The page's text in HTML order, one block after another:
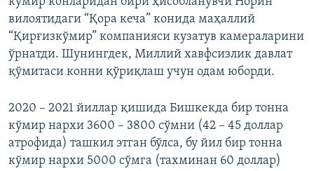
вилоятидаги “Қора кеча” конида маҳаллий
“Қирғизкўмир” компанияси кузатув камераларини
ўрнатди. Шунингдек, Миллий хавфсизлик давлат
қўмитаси конни қўриқлаш учун одам юборди.
2020 – 2021 йиллар қишида Бишкекда бир тонна
кўмир нархи 3600 – 3800 сўмни (42 – 45 доллар
атрофида) ташкил этган бўлса, бу йил бир тонна
кўмир нархи 5000 сўмга (тахминан 60 доллар)